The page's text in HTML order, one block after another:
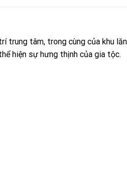
trung tâm, trong cùng của khu
hiện sự hưng thịnh của gia tộc.